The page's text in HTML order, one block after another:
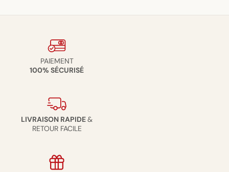
PAIEMENT
100% SÉCURISÉ
LIVRAISON RAPIDE&
RETOUR FACILE